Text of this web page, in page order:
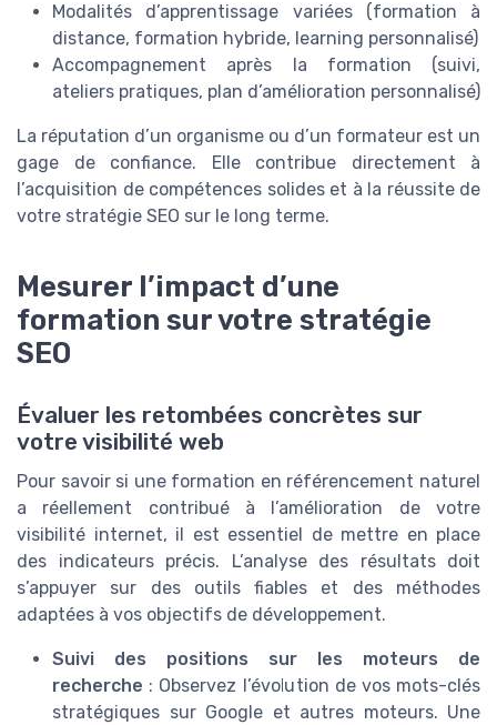
Modalités d’apprentissage variées (formation à
distance, formation hybride, learning personnalisé)
Accompagnement après la formation (suivi,
ateliers pratiques, plan d’amélioration personnalisé)
La réputation d’un organisme ou d’un formateur est un
gage de confiance. Elle contribue directement à
l’acquisition de compétences solides et à la réussite de
votre stratégie SEO sur le long terme.
Mesurer l’impact d’une
formation sur votre stratégie
SEO
Évaluer les retombées concrètes sur
votre visibilité web
Pour savoir si une formation en référencement naturel
a réellement contribué à l’amélioration de votre
visibilité internet, il est essentiel de mettre en place
des indicateurs précis. L’analyse des résultats doit
s’appuyer sur des outils fiables et des méthodes
adaptées à vos objectifs de développement.
Suivi des positions sur les moteurs de
recherche : Observez l’évolution de vos mots-clés
stratégiques sur Google et autres moteurs. Une